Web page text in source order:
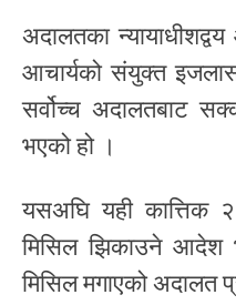
अदालतका
आचार्यको संयुक्त
सर्वोच्च अदालतबाट
भएको हो ।
यसअघि यही
मिसिल झिकाउने आदेश
मिसिल मगाएको अदालत